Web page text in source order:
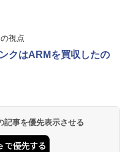
ルHD(1920x1080) DisplayP
答速度:5ms ★送料無料★
AH241EDB-B-B | 23.8型ワイ
ーカー内蔵 2系統入力(VG
VGAケーブル・電源ケーブ
日保証】
P40i ブラック
feat. Flo Milli, ATL Jacob
feat. Flo Milli, ATL Jacob
限定】 い・ろ・は・す 2L P
×8本
然水 ラベルレス 500ml ×24本
バナジウム含有 水 ミネラル
Basic)
と 17巻 (デジタル版ビッグガ
クス)
「のぶ」(22) (角川コミックス・
視点
クはARMを買収したの
記事を優先表示させる